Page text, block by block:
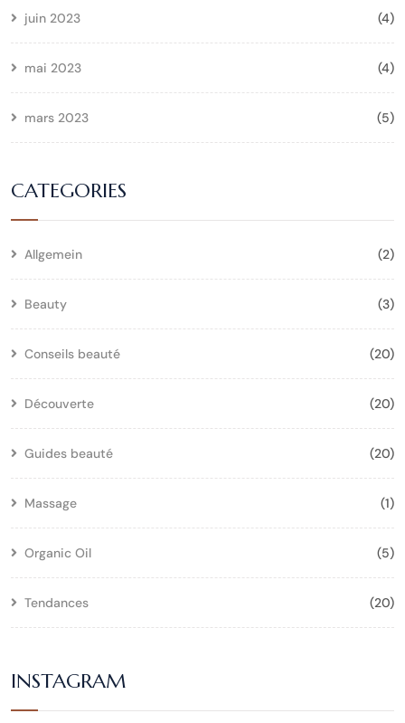
juin 2023 (4)
mai 2023 (4)
mars 2023 (5)
CATEGORIES
Allgemein (2)
Beauty (3)
Conseils beauté (20)
Découverte (20)
Guides beauté (20)
Massage (1)
Organic Oil (5)
Tendances (20)
INSTAGRAM